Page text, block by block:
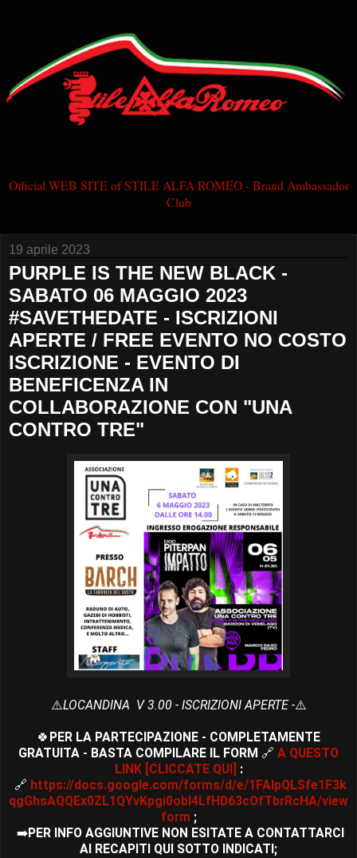
Official WEB SITE of STILE ALFA ROMEO - Brand Ambassador
Club
19 aprile 2023
PURPLE IS THE NEW BLACK -
SABATO 06 MAGGIO 2023
#SAVETHEDATE - ISCRIZIONI
APERTE / FREE EVENTO NO COSTO
ISCRIZIONE - EVENTO DI
BENEFICENZA IN
COLLABORAZIONE CON "UNA
CONTRO TRE"
⚠️LOCANDINA V 3.00 - ISCRIZIONI APERTE -⚠️
🍀 PER LA PARTECIPAZIONE - COMPLETAMENTE
GRATUITA - BASTA COMPILARE IL FORM 🔗 A QUESTO
LINK [CLICCATE QUI]
:
🔗 https://docs.google.com/forms/d/e/1FAIpQLSfe1F3k
qgGhsAQQEx0ZL1QYvKpgi0obI4LfHD63cOfTbrRcHA/view
form ;
➡️PER INFO AGGIUNTIVE NON ESITATE A CONTATTARCI
AI RECAPITI QUI SOTTO INDICATI;